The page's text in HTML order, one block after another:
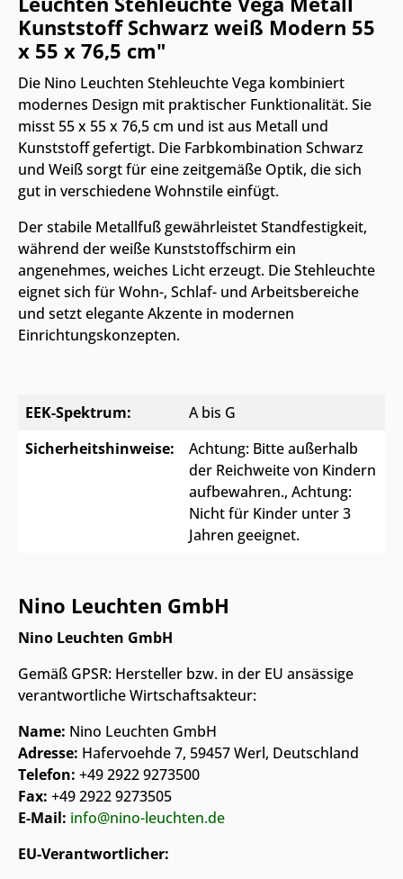
Kunststoff Schwarz weiß Modern 55
x 55 x 76,5 cm"
Die Nino Leuchten Stehleuchte Vega kombiniert
modernes Design mit praktischer Funktionalität. Sie
misst 55 x 55 x 76,5 cm und ist aus Metall und
Kunststoff gefertigt. Die Farbkombination Schwarz
und Weiß sorgt für eine zeitgemäße Optik, die sich
gut in verschiedene Wohnstile einfügt.
Der stabile Metallfuß gewährleistet Standfestigkeit,
während der weiße Kunststoffschirm ein
angenehmes, weiches Licht erzeugt. Die Stehleuchte
eignet sich für Wohn-, Schlaf- und Arbeitsbereiche
und setzt elegante Akzente in modernen
Einrichtungskonzepten.
EEK-Spektrum:
A bis G
Sicherheitshinweise:
Achtung: Bitte außerhalb
der Reichweite von Kindern
aufbewahren., Achtung:
Nicht für Kinder unter 3
Jahren geeignet.
Nino Leuchten GmbH
Nino Leuchten GmbH
Gemäß GPSR: Hersteller bzw. in der EU ansässige
verantwortliche Wirtschaftsakteur:
Name: Nino Leuchten GmbH
Adresse: Hafervoehde 7, 59457 Werl, Deutschland
Telefon: +49 2922 9273500
Fax: +49 2922 9273505
E-Mail: info@nino-leuchten.de
EU-Verantwortlicher: